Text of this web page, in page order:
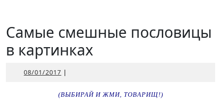
Открыть
Самые смешные пословицы
в картинках
08/01/2017 08/01/2017
|
(ВЫБИРАЙ И ЖМИ, ТОВАРИЩ!)